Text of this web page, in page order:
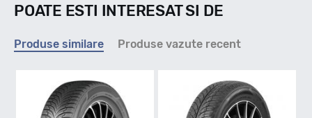
Indice viteza
W - max 270km/h
POATE ESTI INTERESAT SI DE
Produse similare Produse vazute recent